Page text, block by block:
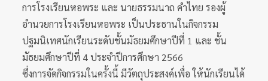
การโรงเรียนหอพระ และ นายธรรมนาถ คำไทย รองผู้
อำนวยการโรงเรียนหอพระ เป็นประธานในกิจกรรม
ปฐมนิเทศนักเรียนระดับชั้นมัธยมศึกษาปีที่ 1 และ ชั้น
มัธยมศึกษาปีที่ 4 ประจำปีการศึกษา 2566
ซึ่งการจัดกิจกรรมในครั้งนี้ มีวัตถุประสงค์เพื่อ ให้นักเรียนได้